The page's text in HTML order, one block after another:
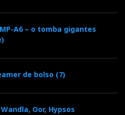
A6 – o tomba gigantes
de bolso (7)
Oor, Hypsos